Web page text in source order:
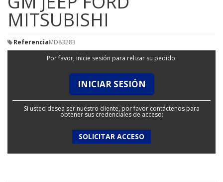
MITSUBISHI
ReferenciaMD83283
Por favor, inicie sesión para relizar su pedido.
INICIAR SESIÓN
Si usted desea ser nuestro cliente, por favor contáctenos para
obtener sus credenciales de acceso:
SOLICITAR ACCESO